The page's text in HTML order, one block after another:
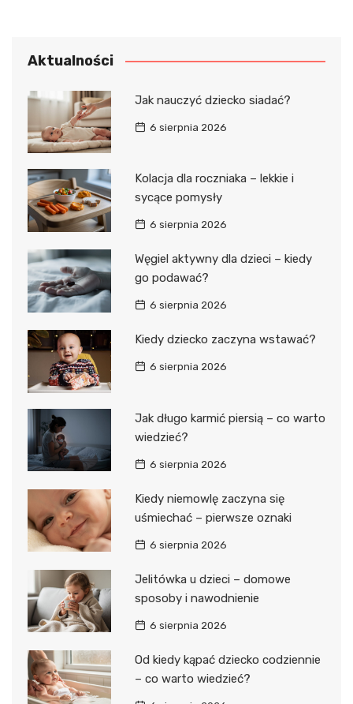
Aktualności
Jak nauczyć dziecko siadać?
6 sierpnia 2026
Kolacja dla roczniaka – lekkie i
sycące pomysły
6 sierpnia 2026
Węgiel aktywny dla dzieci – kiedy
go podawać?
6 sierpnia 2026
Kiedy dziecko zaczyna wstawać?
6 sierpnia 2026
Jak długo karmić piersią – co warto
wiedzieć?
6 sierpnia 2026
Kiedy niemowlę zaczyna się
uśmiechać – pierwsze oznaki
6 sierpnia 2026
Jelitówka u dzieci – domowe
sposoby i nawodnienie
6 sierpnia 2026
Od kiedy kąpać dziecko codziennie
– co warto wiedzieć?